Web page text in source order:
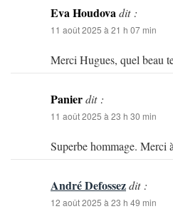
Eva Houdovadit :
11 août 2025 à 21 h 07 min
Merci Hugues, quel beau
Panierdit :
11 août 2025 à 23 h 30 min
Superbe hommage. Merci
André Defossezdit :
12 août 2025 à 23 h 49 min